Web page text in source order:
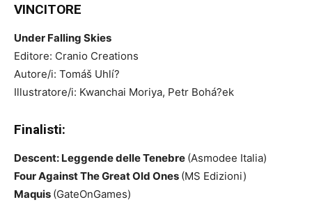
VINCITORE
Under Falling Skies
Editore: Cranio Creations
Autore/i: Tomáš Uhlí?
Illustratore/i: Kwanchai Moriya, Petr Bohá?ek
Finalisti:
Descent: Leggende delle Tenebre (Asmodee Italia)
Four Against The Great Old Ones (MS Edizioni)
Maquis (GateOnGames)